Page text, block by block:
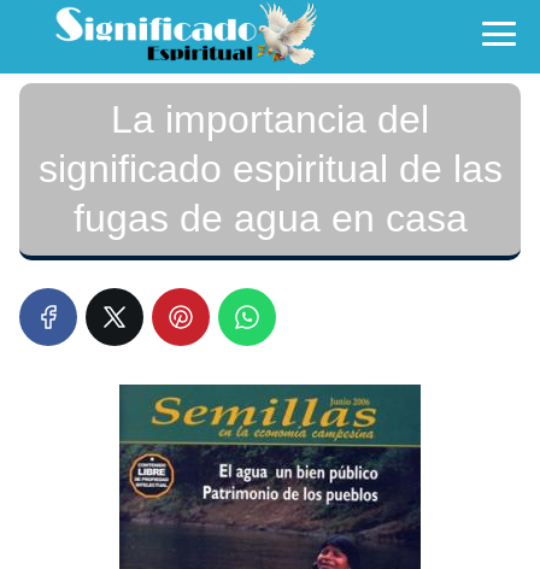
La importancia del
significado espiritual de las
fugas de agua en casa